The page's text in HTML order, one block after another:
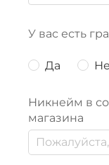
У вас есть
Да
Никнейм в
магазина